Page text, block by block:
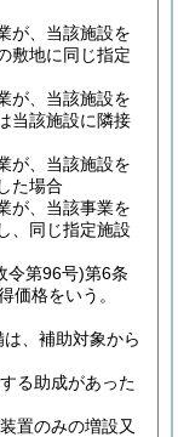
が、当該施設を
敷地に同じ指定
が、当該施設を
当該施設に隣接
が、当該施設を
た場合
が、当該事業を
、同じ指定施設
令第96号)第6条
価格をいう。
、補助対象から
る助成があった
置のみの増設又